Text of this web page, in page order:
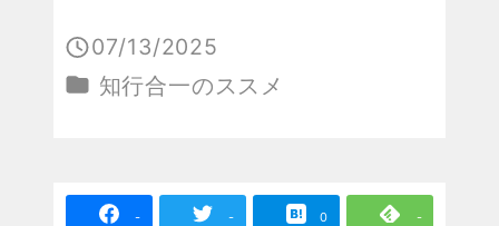
投稿日
07/13/2025
カテゴリー
知行合一のススメ
- - 0 -